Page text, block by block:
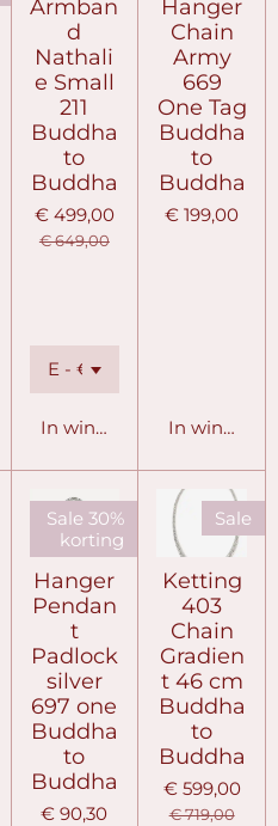
Armban
d
Nathali
e Small
211
Buddha
to
Buddha
€ 499,00
€ 649,00
In winkelwagen
Hanger
Chain
Army
669
One Tag
Buddha
to
Buddha
€ 199,00
In
Sale 30%
korting
Hanger
Pendan
t
Padlock
silver
697 one
Buddha
to
Buddha
€ 90,30
Sale
Ketting
403
Chain
Gradien
t 46 cm
Buddha
to
Buddha
€ 599,00
€ 719,00